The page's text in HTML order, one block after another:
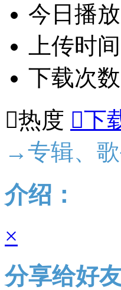
今日播
上传时
下载次
热度 下
→专辑、
介绍：
×
分享给好